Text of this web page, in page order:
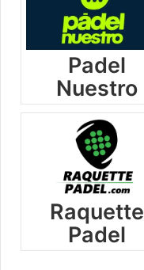
Padel
Nuestro
Raquette
Padel